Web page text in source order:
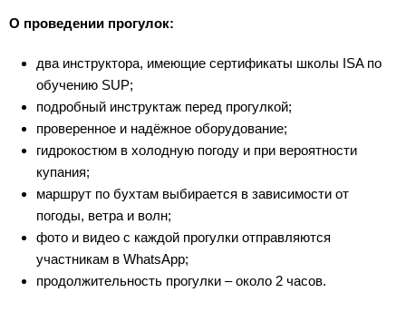
О проведении прогулок:
два инструктора, имеющие сертификаты школы ISA по
обучению SUP;
подробный инструктаж перед прогулкой;
проверенное и надёжное оборудование;
гидрокостюм в холодную погоду и при вероятности
купания;
маршрут по бухтам выбирается в зависимости от
погоды, ветра и волн;
фото и видео с каждой прогулки отправляются
участникам в WhatsApp;
продолжительность прогулки – около 2 часов.